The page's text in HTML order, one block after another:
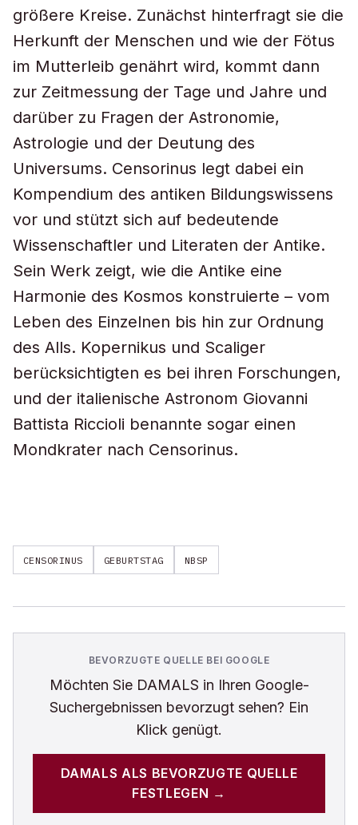
größere Kreise. Zunächst hinterfragt sie die
Herkunft der Menschen und wie der Fötus
im Mutterleib genährt wird, kommt dann
zur Zeitmessung der Tage und Jahre und
darüber zu Fragen der Astronomie,
Astrologie und der Deutung des
Universums. Censorinus legt dabei ein
Kompendium des antiken Bildungswissens
vor und stützt sich auf bedeutende
Wissenschaftler und Literaten der Antike.
Sein Werk zeigt, wie die Antike eine
Harmonie des Kosmos konstruierte – vom
Leben des Einzelnen bis hin zur Ordnung
des Alls. Kopernikus und Scaliger
berücksichtigten es bei ihren Forschungen,
und der italienische Astronom Giovanni
Battista Riccioli benannte sogar einen
Mondkrater nach Censorinus.
CENSORINUS GEBURTSTAG NBSP
BEVORZUGTE QUELLE BEI GOOGLE
Möchten Sie DAMALS in Ihren Google-
Suchergebnissen bevorzugt sehen? Ein
Klick genügt.
DAMALS ALS BEVORZUGTE QUELLE
FESTLEGEN →